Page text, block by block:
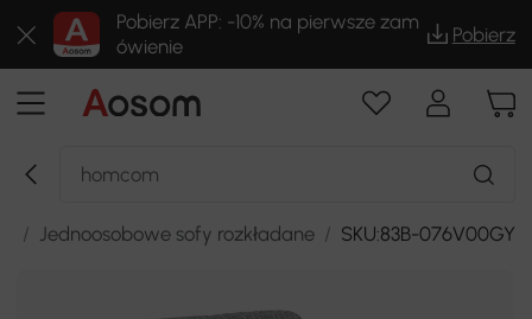
Pobierz APP: -10% na pierwsze zam
ówienie
Pobierz
/ Jednoosobowe sofy rozkładane / SKU:83B-076V00GY